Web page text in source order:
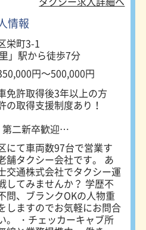
情報
栄町3-1
」駅から徒歩7分
円～500,000円
免許取得後3年以上の方
取得支援制度あり！
二新卒歓迎
若手活躍中
ミドル活躍中
も歓迎】
通費会社負担（※規定あ
募の方は電話面接も可能
診断、地元で実施OK
にて車両数97台で営業す
タクシー会社です。 あ
交通株式会社でタクシー運
てみませんか？ 学歴不
問、ブランクOKの人物重
しますのでお気軽にお問合
ブ所